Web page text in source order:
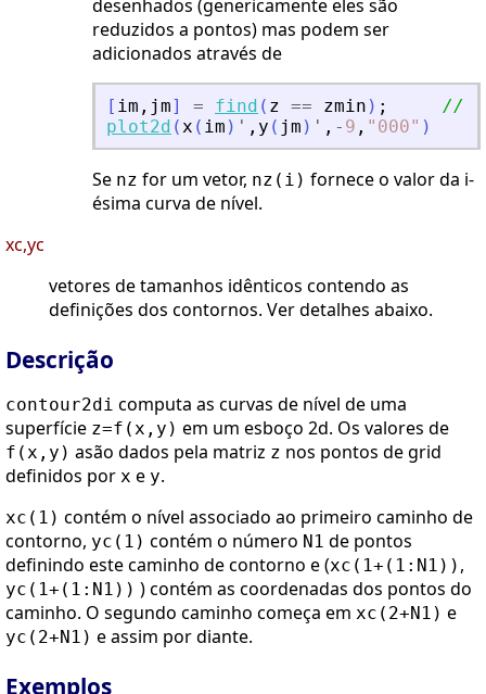
desenhados (genericamente eles são
reduzidos a pontos) mas podem ser
adicionados através de
[ im , jm] = find ( z == zmin ) ;
//
plot2d (x ( im ) ' , y ( jm ) ' , - 9 , " 000" )
Se nz for um vetor, nz(i) fornece o valor da i-
ésima curva de nível.
xc,yc
vetores de tamanhos idênticos contendo as
definições dos contornos. Ver detalhes abaixo.
Descrição
contour2di computa as curvas de nível de uma
superfície z=f(x,y) em um esboço 2d. Os valores de
f(x,y) asão dados pela matriz z nos pontos de grid
definidos por x e y.
xc(1) contém o nível associado ao primeiro caminho de
contorno, yc(1) contém o número N1 de pontos
definindo este caminho de contorno e (xc(1+(1:N1)) ,
yc(1+(1:N1)) ) contém as coordenadas dos pontos do
caminho. O segundo caminho começa em xc(2+N1) e
yc(2+N1) e assim por diante.
Exemplos